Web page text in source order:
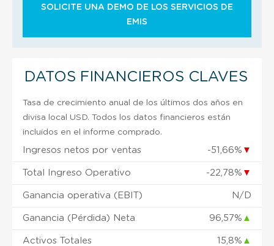
SOLICITE UNA DEMO DE LOS SERVICIOS DE
EMIS
DATOS FINANCIEROS CLAVES
Tasa de crecimiento anual de los últimos dos años en
divisa local USD. Todos los datos financieros están
incluidos en el informe comprado.
Ingresos netos por ventas -51,66% ▼
Total Ingreso Operativo -22,78% ▼
Ganancia operativa (EBIT) N/D
Ganancia (Pérdida) Neta 96,57% ▲
Activos Totales 15,8% ▲